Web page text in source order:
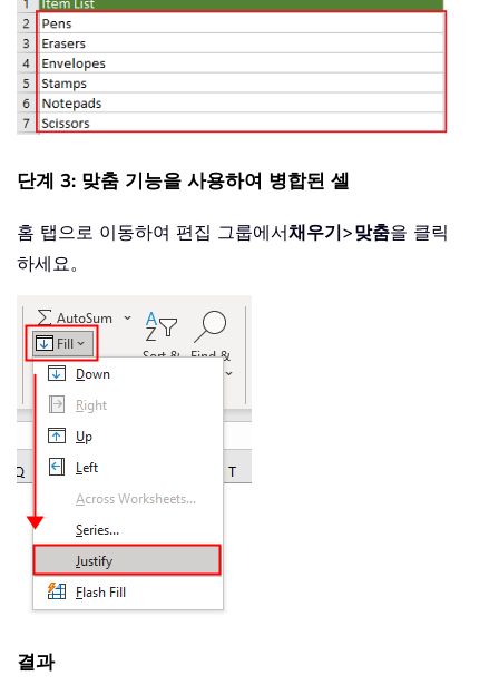
단계 3: 맞춤 기능을 사용하여 병합된 셀
홈 탭으로 이동하여 편집 그룹에서채우기>맞춤을 클릭
하세요。
결과